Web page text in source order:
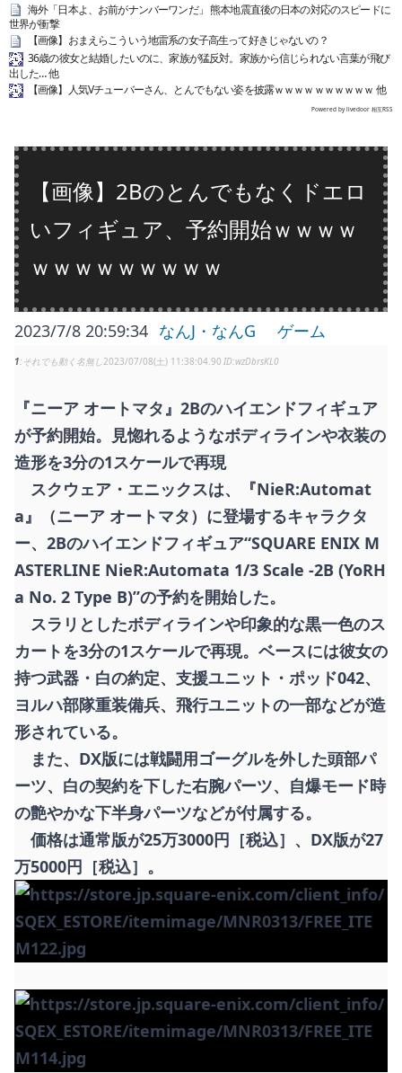
海外「日本よ、お前がナンバーワンだ」 熊本地震直後の日本の対応のスピードに
世界が衝撃
【画像】おまえらこういう地雷系の女子高生って好きじゃないの？
36歳の彼女と結婚したいのに、家族が猛反対。家族から信じられない言葉が飛び
出した… 他
【画像】人気Vチューバーさん、とんでもない姿を披露ｗｗｗｗｗｗｗｗｗｗ 他
Powered by livedoor 相互RSS
【画像】2Bのとんでもなくドエロ
いフィギュア、予約開始ｗｗｗｗ
ｗｗｗｗｗｗｗｗｗ
2023/7/8 20:59:34 なんJ・なんG ゲーム
1 それでも動く名無し 2023/07/08(土) 11:38:04.90 wzDbrsKL0
『ニーア オートマタ』2Bのハイエンドフィギュア
が予約開始。見惚れるようなボディラインや衣装の
造形を3分の1スケールで再現
スクウェア・エニックスは、『NieR:Automat
a』（ニーア オートマタ）に登場するキャラクタ
ー、2Bのハイエンドフィギュア“SQUARE ENIX M
ASTERLINE NieR:Automata 1/3 Scale -2B (YoRH
a No. 2 Type B)”の予約を開始した。
スラリとしたボディラインや印象的な黒一色のス
カートを3分の1スケールで再現。ベースには彼女の
持つ武器・白の約定、支援ユニット・ポッド042、
ヨルハ部隊重装備兵、飛行ユニットの一部などが造
形されている。
また、DX版には戦闘用ゴーグルを外した頭部パ
ーツ、白の契約を下した右腕パーツ、自爆モード時
の艶やかな下半身パーツなどが付属する。
価格は通常版が25万3000円［税込］、DX版が27
万5000円［税込］。